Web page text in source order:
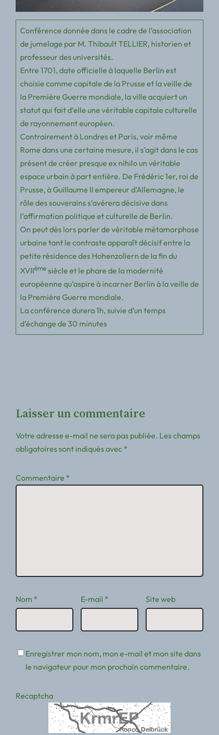
Conférence donnée dans le cadre de l’association
de jumelage par M. Thibault TELLIER, historien et
professeur des universités.
Entre 1701, date officielle à laquelle Berlin est
choisie comme capitale de la Prusse et la veille de
la Première Guerre mondiale, la ville acquiert un
statut qui fait d’elle une véritable capitale culturelle
de rayonnement européen.
Contrairement à Londres et Paris, voir même
Rome dans une certaine mesure, il s’agit dans le cas
présent de créer presque ex nihilo un véritable
espace urbain à part entière. De Frédéric 1er, roi de
Prusse, à Guillaume II empereur d’Allemagne, le
rôle des souverains s’avérera décisive dans
l’affirmation politique et culturelle de Berlin.
On peut dès lors parler de véritable métamorphose
urbaine tant le contraste apparaît décisif entre la
petite résidence des Hohenzollern de la fin du
XVIIèmesiècle et le phare de la modernité
européenne qu’aspire à incarner Berlin à la veille de
la Première Guerre mondiale.
La conférence durera 1h, suivie d’un temps
d’échange de 30 minutes
Laisser un commentaire
Votre adresse e-mail ne sera pas publiée. Les champs
obligatoires sont indiqués avec *
Commentaire *
Nom * E-mail * Site web
Enregistrer mon nom, mon e-mail et mon site dans
le navigateur pour mon prochain commentaire.
Recaptcha